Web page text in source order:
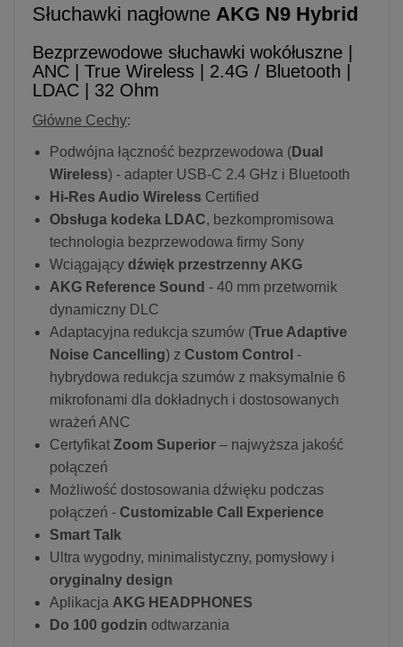
Słuchawki nagłowne AKG N9 Hybrid
Bezprzewodowe słuchawki wokółuszne |
ANC | True Wireless | 2.4G / Bluetooth |
LDAC | 32 Ohm
Główne Cechy:
Podwójna łączność bezprzewodowa (Dual
Wireless) - adapter USB-C 2.4 GHz i Bluetooth
Hi-Res Audio Wireless Certified
Obsługa kodeka LDAC, bezkompromisowa
technologia bezprzewodowa firmy Sony
Wciągający dźwięk przestrzenny AKG
AKG Reference Sound - 40 mm przetwornik
dynamiczny DLC
Adaptacyjna redukcja szumów (True Adaptive
Noise Cancelling) z Custom Control -
hybrydowa redukcja szumów z maksymalnie 6
mikrofonami dla dokładnych i dostosowanych
wrażeń ANC
Certyfikat Zoom Superior – najwyższa jakość
połączeń
Możliwość dostosowania dźwięku podczas
połączeń - Customizable Call Experience
Smart Talk
Ultra wygodny, minimalistyczny, pomysłowy i
oryginalny design
Aplikacja AKG HEADPHONES
Do 100 godzin odtwarzania